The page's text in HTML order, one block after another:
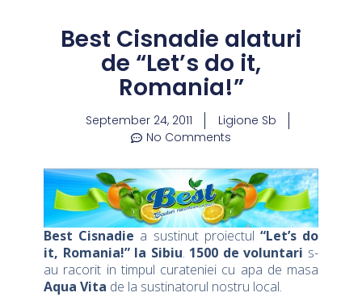
Best Cisnadie alaturi
de “Let’s do it,
Romania!”
September 24, 2011
Ligione Sb
No Comments
Best Cisnadie a sustinut proiectul “Let’s do
it, Romania!” la Sibiu. 1500 de voluntari s-
au racorit in timpul curateniei cu apa de masa
Aqua Vita de la sustinatorul nostru local.